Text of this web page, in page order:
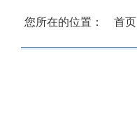
您所在的位置： 首页